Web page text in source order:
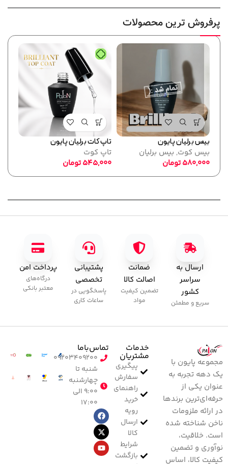
پرفروش ترین محصولات
بیس برلیان پایون
بیس کوت, بیس برلیان
580,000تومان
تاپ کات برلیان پایون
تاپ کوت
545,000تومان
ارسال به
سراسر
کشور
سریع و مطمئن
ضمانت
اصالت کالا
تضمین کیفیت
مواد
پشتیبانی
تخصصی
پاسخگویی در
ساعات کاری
پرداخت امن
درگاه‌های
معتبر بانکی
مجموعه پایون با
یک دهه تجربه به
عنوان یکی از
حرفه‌ای‌ترین برندها
در ارائه ملزومات
ناخن شناخته شده
است. خلاقیت،
نوآوری و تضمین
کیفیت کالا، اساس
خدمات
مشتریان
پیگیری
سفارش
راهنمای
خرید
رویه
ارسال
کالا
شرایط
بازگشت
تماس‌با‌ما
۰۹۲۰۳۴۰۹۲۰۰
شنبه تا
چهارشنبه
۹:۰۰ الی
۱۷:۰۰